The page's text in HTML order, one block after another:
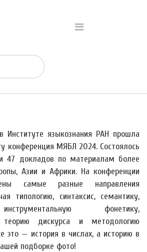
Институте языкознания РАН прошла
конференция МЯБЛ 2024. Состоялось
47 докладов по материалам более
Азии и Африки. На конференции
самые разные направления
типологию, синтаксис, семантику,
фонетику,
теорию дискурса и методологию
это — история в числах, а историю в
подборке фото!